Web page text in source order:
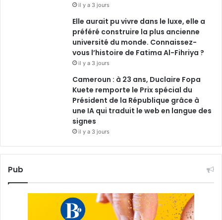
il y a 3 jours
Elle aurait pu vivre dans le luxe, elle a
préféré construire la plus ancienne
université du monde. Connaissez-
vous l’histoire de Fatima Al-Fihriya ?
il y a 3 jours
Cameroun : à 23 ans, Duclaire Fopa
Kuete remporte le Prix spécial du
Président de la République grâce à
une IA qui traduit le web en langue des
signes
il y a 3 jours
Pub